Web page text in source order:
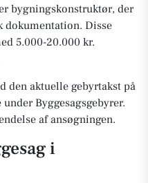
bygningskonstruktør, der
dokumentation. Disse
5.000-20.000 kr.
den aktuelle gebyrtakst på
Byggesagsgebyrer.
af ansøgningen.
i